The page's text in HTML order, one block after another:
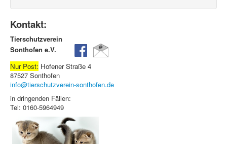
Kontakt:
Tierschutzverein
Sonthofen e.V.
Nur Post: Hofener Straße 4
87527 Sonthofen
info@tierschutzverein-sonthofen.de
in dringenden Fällen:
Tel: 0160-5964949